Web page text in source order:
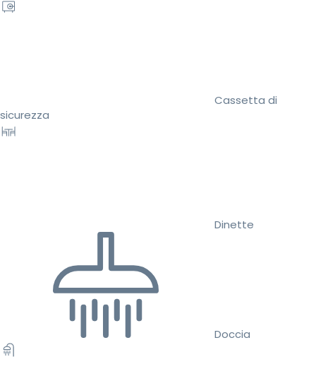
Cassetta di
sicurezza
Dinette
Doccia